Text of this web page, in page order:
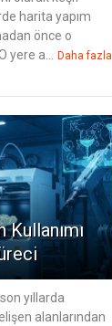
harita yapım
önce o
yere a...
Daha fazla
Kullanımı
yıllarda
alanlarından